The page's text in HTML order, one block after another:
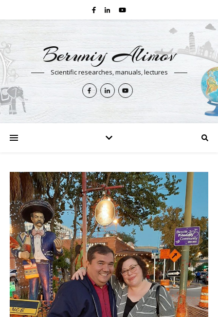
Beruniy Alimov
Scientific researches, manuals, lectures